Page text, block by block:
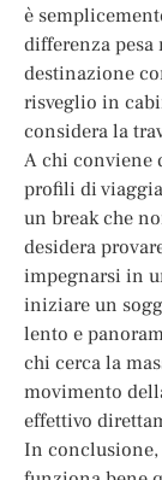
è
differenza pesa
destinazione
risveglio in
considera la
A chi conviene
profili di
un break che
desidera
impegnarsi in
iniziare un
lento e
chi cerca la
movimento
effettivo
In conclusione,